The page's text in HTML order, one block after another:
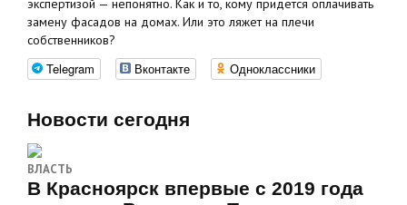
экспертизой — непонятно. Как и то, кому придется оплачивать
замену фасадов на домах. Или это ляжет на плечи
собственников?
Telegram Вконтакте Одноклассники
Новости сегодня
ВЛАСТЬ
В Красноярск впервые с 2019 года